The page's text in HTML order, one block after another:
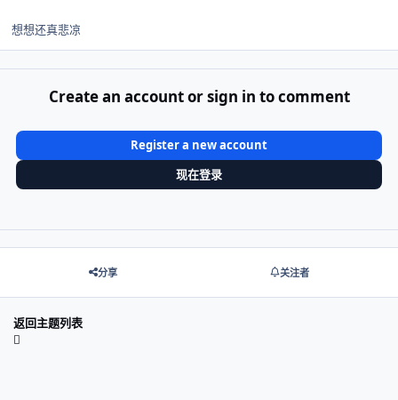
想想还真悲凉
Create an account or sign in to comment
Register a new account
现在登录
分享 关注者
返回主题列表